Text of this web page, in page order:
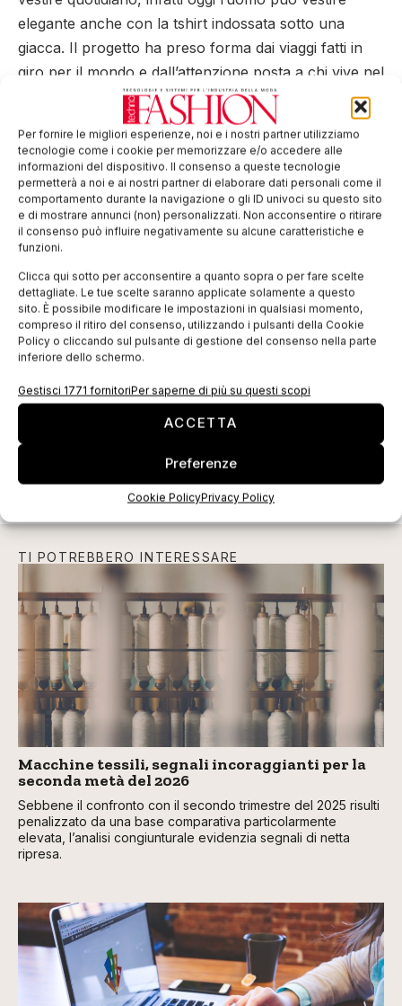
Per fornire le migliori esperienze, noi e i nostri partner utilizziamo
tecnologie come i cookie per memorizzare e/o accedere alle
informazioni del dispositivo. Il consenso a queste tecnologie
permetterà a noi e ai nostri partner di elaborare dati personali come il
comportamento durante la navigazione o gli ID univoci su questo sito
e di mostrare annunci (non) personalizzati. Non acconsentire o ritirare
il consenso può influire negativamente su alcune caratteristiche e
funzioni.
Clicca qui sotto per acconsentire a quanto sopra o per fare scelte
dettagliate. Le tue scelte saranno applicate solamente a questo
sito. È possibile modificare le impostazioni in qualsiasi momento,
compreso il ritiro del consenso, utilizzando i pulsanti della Cookie
Policy o cliccando sul pulsante di gestione del consenso nella parte
inferiore dello schermo.
Gestisci 1771 fornitoriPer saperne di più su questi scopi
ACCETTA
Preferenze
Cookie PolicyPrivacy Policy
elegante anche con la tshirt indossata sotto una
giacca. Il progetto ha preso forma dai viaggi fatti in
giro per il mondo e dall’attenzione posta a chi vive nel
mondo, dall’amore per la propria terra e dalla voglia
EDICOLA WEB
ISCRIVITI ALLA NEWSLETTER
TI POTREBBERO INTERESSARE
Macchine tessili, segnali incoraggianti per la
seconda metà del 2026
Sebbene il confronto con il secondo trimestre del 2025 risulti
penalizzato da una base comparativa particolarmente
elevata, l’analisi congiunturale evidenzia segnali di netta
ripresa.